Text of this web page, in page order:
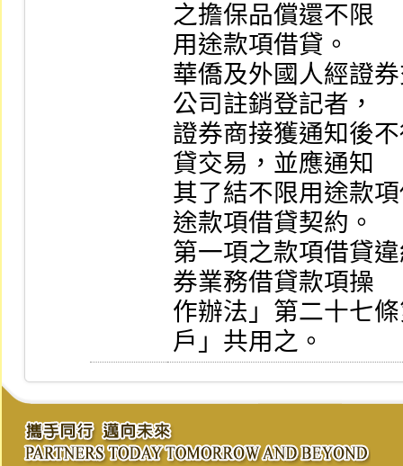
之擔保品償還不限
用途款項借貸。
華僑及外國人經證
公司註銷登記者，
證券商接獲通知後
貸交易，並應通知
其了結不限用途款
途款項借貸契約。
第一項之款項借貸
券業務借貸款項操
作辦法」第二十七
戶」共用之。